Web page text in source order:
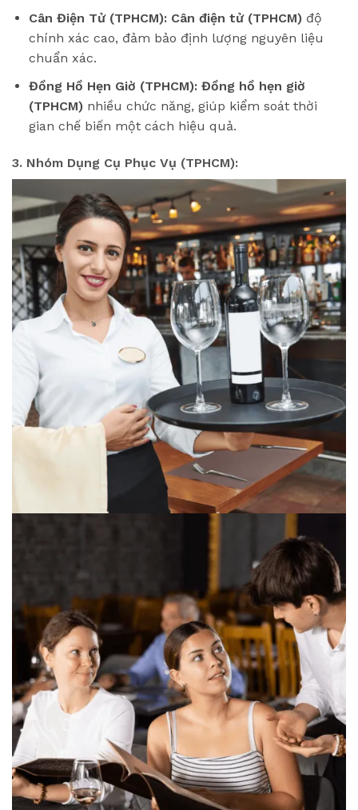
Cân Điện Tử (TPHCM): Cân điện tử (TPHCM)độ
chính xác cao, đảm bảo định lượng nguyên liệu
chuẩn xác.
Đồng Hồ Hẹn Giờ (TPHCM): Đồng hồ hẹn giờ
(TPHCM)nhiều chức năng, giúp kiểm soát thời
gian chế biến một cách hiệu quả.
3. Nhóm Dụng Cụ Phục Vụ (TPHCM):